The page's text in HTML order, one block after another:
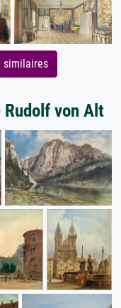
similaires
von Alt